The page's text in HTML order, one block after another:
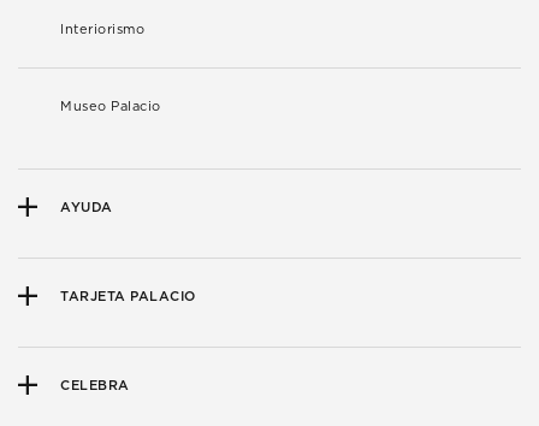
Interiorismo
Museo Palacio
AYUDA
TARJETA PALACIO
CELEBRA